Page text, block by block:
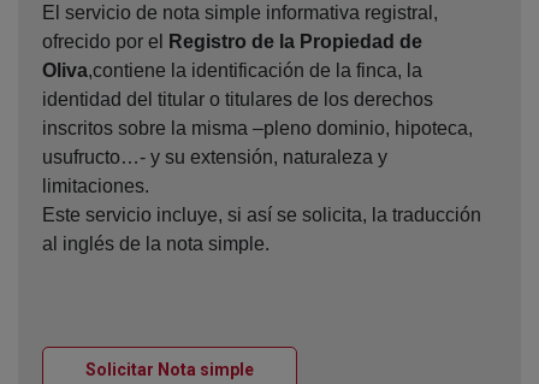
El servicio de nota simple informativa registral,
ofrecido por el
Registro de la Propiedad de
Oliva,contiene la identificación de la finca, la
identidad del titular o titulares de los derechos
inscritos sobre la misma –pleno dominio, hipoteca,
usufructo…- y su extensión, naturaleza y
limitaciones.
Este servicio incluye, si así se solicita, la traducción
al inglés de la nota simple.
Solicitar Nota simpleVentana nueva